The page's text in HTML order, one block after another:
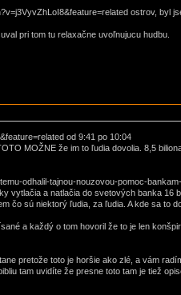
ostrov, byl
pri tom tu relaxačne uvoľnujucu hudbu.
od 9:41 po 10:04
MOŽNE že im to ľudia dovolia. 8,5
odhalil-tajnou-nouzovou-pomoc-
vytlačia a natlačia do svetových banka 16
čo sú niektorý ľudia, za ľudia. A kde sa to
a každý o tom hovoril že to je len
pretože toto je horšie ako zlé, a vám
tam uvidíte že presne toto tam je tiež